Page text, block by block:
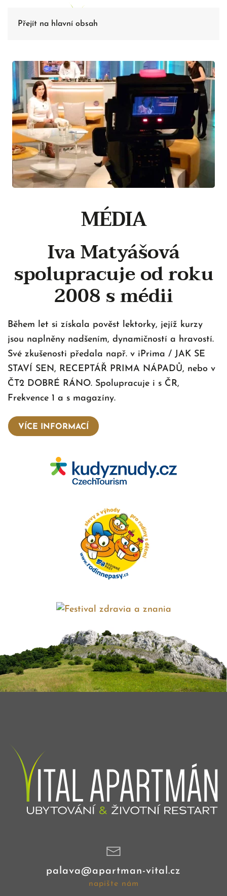
Přejít na hlavní obsah
MÉDIA
Iva Matyášová
spolupracuje od roku
2008 s médii
Během let si získala pověst lektorky, jejíž kurzy
jsou naplněny nadšením, dynamičností a hravostí.
Své zkušenosti předala např. v iPrima / JAK SE
STAVÍ SEN, RECEPTÁŘ PRIMA NÁPADŮ, nebo v
ČT2 DOBRÉ RÁNO. Spolupracuje i s ČR,
Frekvence 1 a s magazíny.
VÍCE INFORMACÍ
palava@apartman-vital.cz
napište nám